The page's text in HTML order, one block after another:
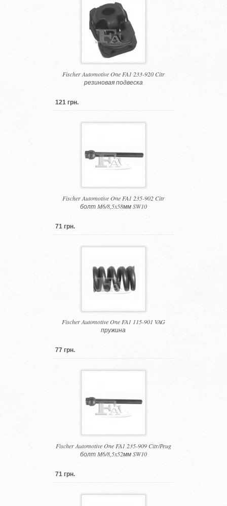
Fischer Automotive One FA1 233-920 Citr
резиновая подвеска
121 грн.
Fischer Automotive One FA1 235-902 Citr
болт M6/8,5x58мм SW10
71 грн.
Fischer Automotive One FA1 115-901 VAG
пружина
77 грн.
Fischer Automotive One FA1 235-909 Citr/Peug
болт M6/8,5x52мм SW10
71 грн.